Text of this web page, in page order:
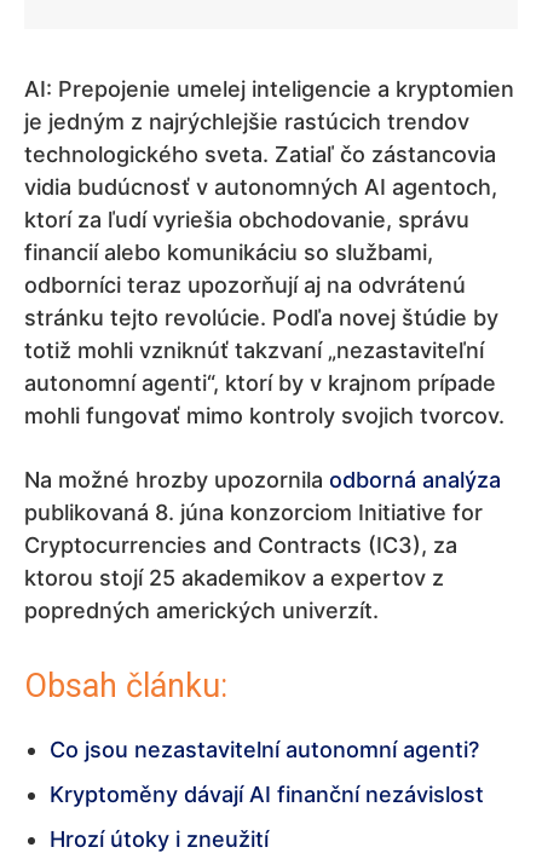
AI: Prepojenie umelej inteligencie a kryptomien
je jedným z najrýchlejšie rastúcich trendov
technologického sveta. Zatiaľ čo zástancovia
vidia budúcnosť v autonomných AI agentoch,
ktorí za ľudí vyriešia obchodovanie, správu
financií alebo komunikáciu so službami,
odborníci teraz upozorňují aj na odvrátenú
stránku tejto revolúcie. Podľa novej štúdie by
totiž mohli vzniknúť takzvaní „nezastaviteľní
autonomní agenti“, ktorí by v krajnom prípade
mohli fungovať mimo kontroly svojich tvorcov.
Na možné hrozby upozornila odborná analýza
publikovaná 8. júna konzorciom Initiative for
Cryptocurrencies and Contracts (IC3), za
ktorou stojí 25 akademikov a expertov z
popredných amerických univerzít.
Obsah článku:
Co jsou nezastavitelní autonomní agenti?
Kryptoměny dávají AI finanční nezávislost
Hrozí útoky i zneužití